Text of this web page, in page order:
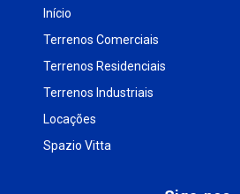
Início
Terrenos Comerciais
Terrenos Residenciais
Terrenos Industriais
Locações
Spazio Vitta